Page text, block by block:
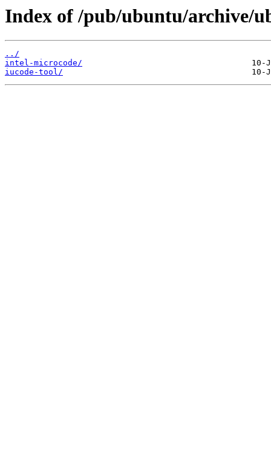
Index of /pub/ubuntu/archive/
../
intel-microcode/
iucode-tool/